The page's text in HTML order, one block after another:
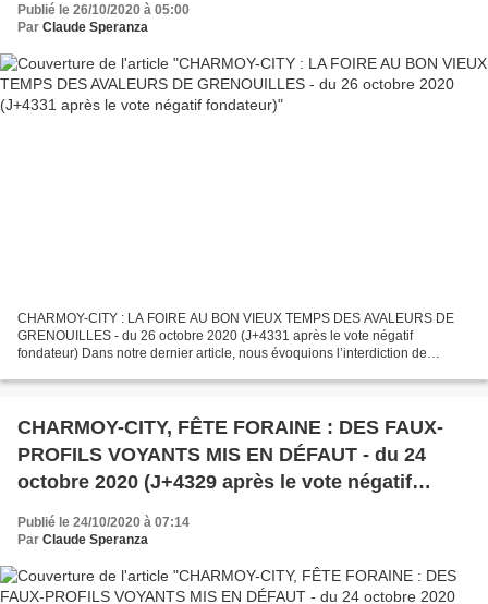
Publié le 26/10/2020 à 05:00
Par Claude Speranza
CHARMOY-CITY : LA FOIRE AU BON VIEUX TEMPS DES AVALEURS DE
GRENOUILLES - du 26 octobre 2020 (J+4331 après le vote négatif
fondateur) Dans notre dernier article, nous évoquions l’interdiction de
CHARMOY-CITY, FÊTE FORAINE : DES FAUX-
PROFILS VOYANTS MIS EN DÉFAUT - du 24
octobre 2020 (J+4329 après le vote négatif
fondateur)
Publié le 24/10/2020 à 07:14
Par Claude Speranza